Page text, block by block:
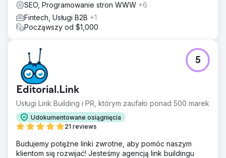
SEO, Programowanie stron WWW +6
Fintech, Usługi B2B +1
Począwszy od $1,000
Editorial.Link
Usługi Link Building i PR, którym zaufało ponad 500 marek
Udokumentowane osiągnięcia
21 reviews
5
Budujemy potężne linki zwrotne, aby pomóc naszym
klientom się rozwijać! Jesteśmy agencją link buildingu